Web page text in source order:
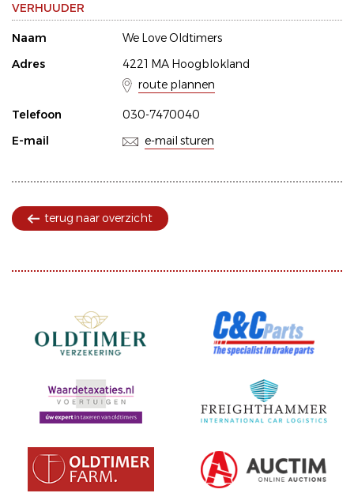
VERHUUDER
Naam
We Love Oldtimers
Adres
4221 MA Hoogblokland
route plannen
Telefoon
030-7470040
E-mail
e-mail sturen
terug naar overzicht